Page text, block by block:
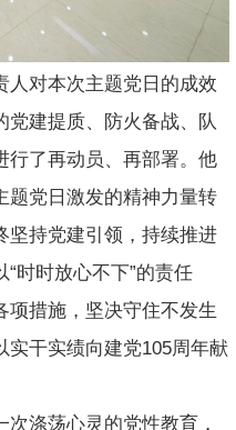
人对本次主题党日的成效
党建提质、防火备战、队
行了再动员、再部署。他
题党日激发的精神力量转
坚持党建引领，持续推进
时时放心不下”的责任
项措施，坚决守住不发生
实干实绩向建党105周年献
涤荡心灵的党性教育，